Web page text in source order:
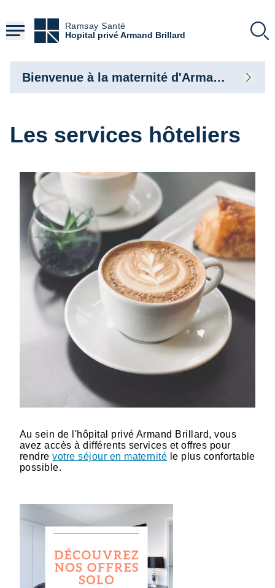
contenu
principal
Ramsay Santé
Hopital privé Armand Brillard
Les services hôteliers
Au sein de l'hôpital privé Armand Brillard, vous
avez accès à différents services et offres pour
rendrevotre séjour en maternité le plus confortable
possible.
Bienvenue à la maternité d'Armand Brillard